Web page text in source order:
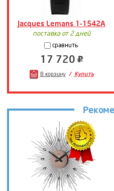
Jacques Lemans 1-1542A
поставка от 2 дней
сравнить
17 720
В корзину Купить